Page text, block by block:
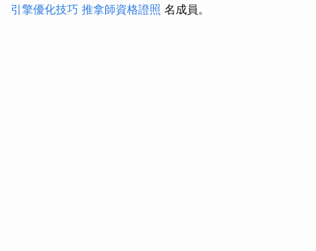
引擎優化技巧 推拿師資格證照 名成員。